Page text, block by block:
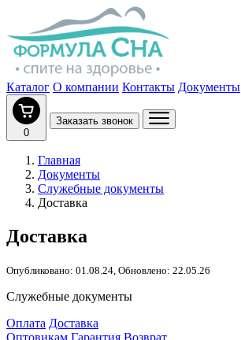
Каталог О компании Контакты Документы
0
Заказать звонок
Главная
Документы
Служебные документы
Доставка
Доставка
Опубликовано: 01.08.24, Обновлено: 22.05.26
Служебные документы
Оплата Доставка
Оптовикам Гарантия Возврат